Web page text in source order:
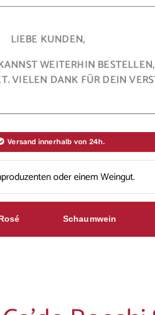
LIEBE KUNDEN,
WEITERHIN
VIELEN DANK FÜR DEIN
Versand innerhalb von 24h.
Schaumwein